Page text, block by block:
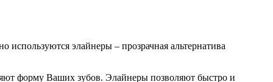
элайнеры – прозрачная альтернатива
форму Ваших зубов. Элайнеры позволяют быстро и